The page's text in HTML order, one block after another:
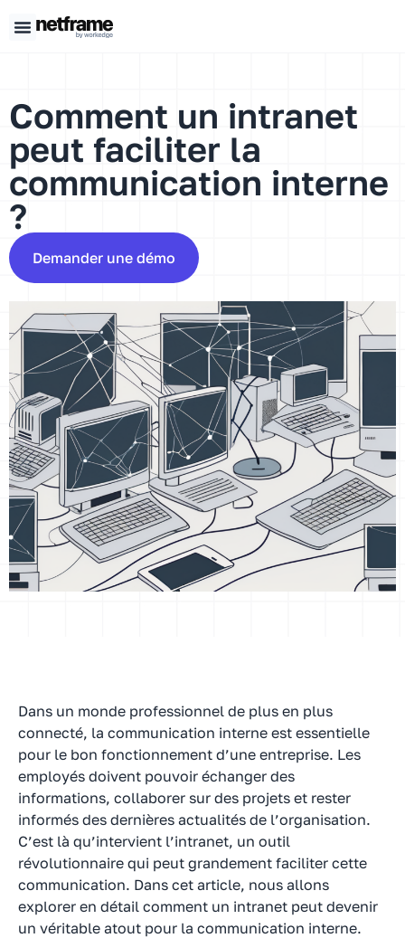
Comment un intranet
peut faciliter la
communication interne
?
Demander une démo
Dans un monde professionnel de plus en plus
connecté, la communication interne est essentielle
pour le bon fonctionnement d’une entreprise. Les
employés doivent pouvoir échanger des
informations, collaborer sur des projets et rester
informés des dernières actualités de l’organisation.
C’est là qu’intervient l’intranet, un outil
révolutionnaire qui peut grandement faciliter cette
communication. Dans cet article, nous allons
explorer en détail comment un intranet peut devenir
un véritable atout pour la communication interne.